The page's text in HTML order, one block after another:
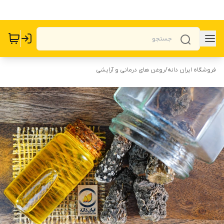
فروشگاه ایران دانه/روغن های درمانی و آرایشی